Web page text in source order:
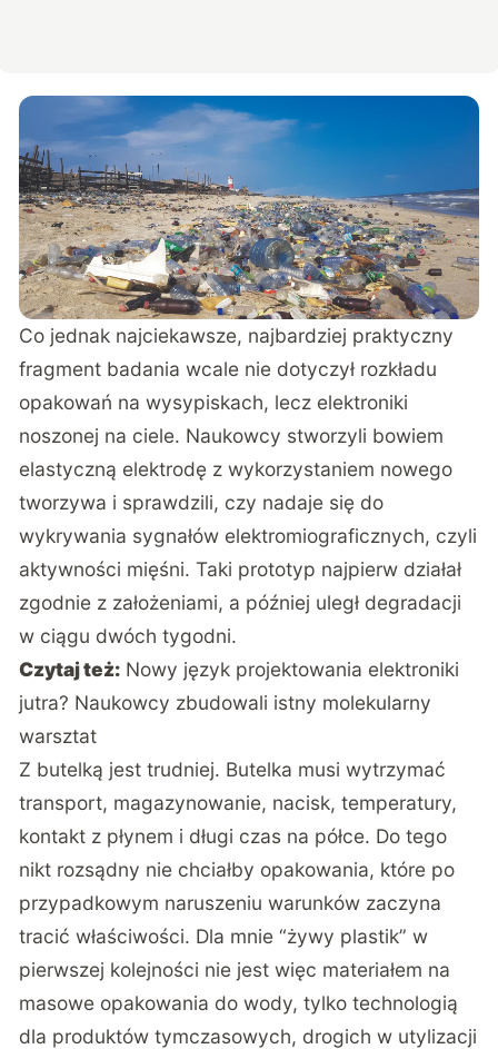
Co jednak najciekawsze, najbardziej praktyczny
fragment badania wcale nie dotyczył rozkładu
opakowań na wysypiskach, lecz elektroniki
noszonej na ciele. Naukowcy stworzyli bowiem
elastyczną elektrodę z wykorzystaniem nowego
tworzywa i sprawdzili, czy nadaje się do
wykrywania sygnałów elektromiograficznych, czyli
aktywności mięśni. Taki prototyp najpierw działał
zgodnie z założeniami, a później uległ degradacji
w ciągu dwóch tygodni.
Czytaj też: Nowy język projektowania elektroniki
jutra? Naukowcy zbudowali istny molekularny
warsztat
Z butelką jest trudniej. Butelka musi wytrzymać
transport, magazynowanie, nacisk, temperatury,
kontakt z płynem i długi czas na półce. Do tego
nikt rozsądny nie chciałby opakowania, które po
przypadkowym naruszeniu warunków zaczyna
tracić właściwości. Dla mnie “żywy plastik” w
pierwszej kolejności nie jest więc materiałem na
masowe opakowania do wody, tylko technologią
dla produktów tymczasowych, drogich w utylizacji